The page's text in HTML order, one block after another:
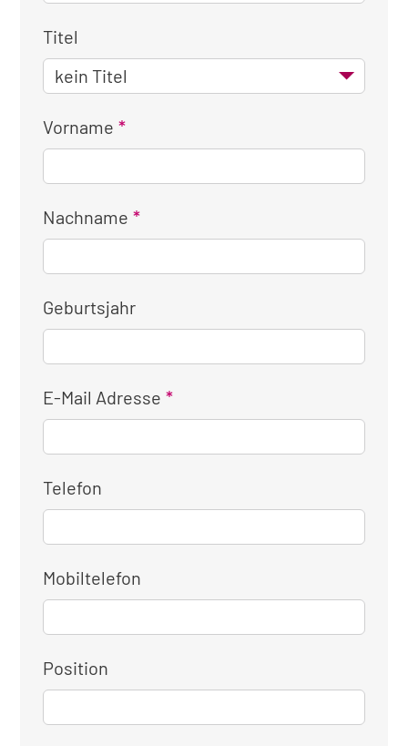
Titel
Vorname
Nachname
Geburtsjahr
E-Mail Adresse
Telefon
Mobiltelefon
Position